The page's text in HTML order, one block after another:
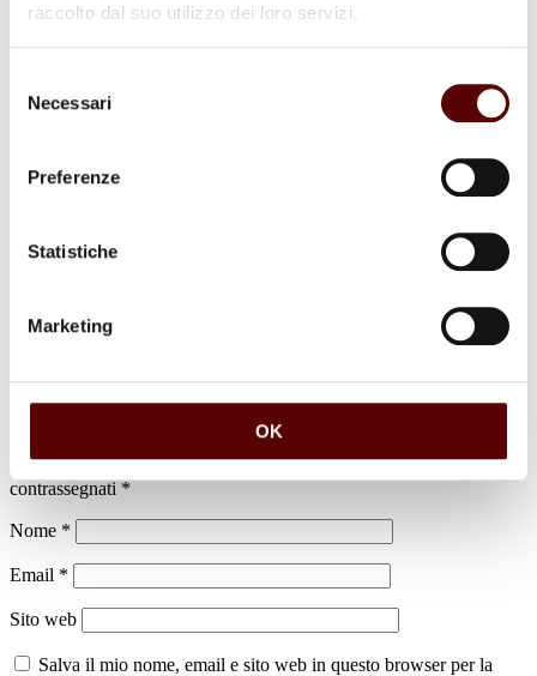
raccolto dal suo utilizzo dei loro servizi.
delNecessari
Preferenze
Statistiche
Marketing
OK
6 Novembre 1937 - 12 Febbraio 2023
Cimitero di Borgo Panigale
Il tuo indirizzo email non sarà pubblicato. I campi obbligatori sono
contrassegnati *
Nome *
Email *
Sito web
Salva il mio nome, email e sito web in questo browser per la